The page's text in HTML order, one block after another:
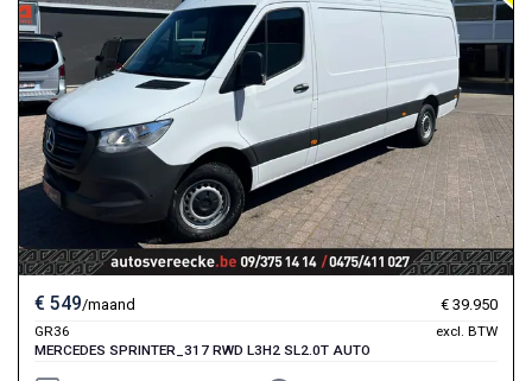
€ 549/maand € 39.950
GR36
excl. BTW
MERCEDES SPRINTER_317 RWD L3H2 SL2.0T AUTO